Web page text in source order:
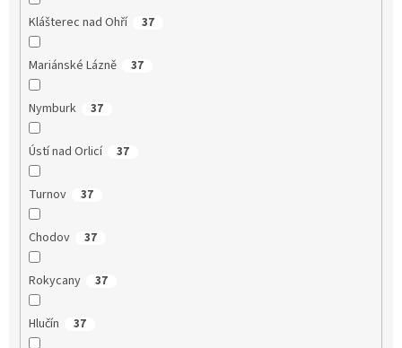
Klášterec nad Ohří 37
Mariánské Lázně 37
Nymburk 37
Ústí nad Orlicí 37
Turnov 37
Chodov 37
Rokycany 37
Hlučín 37